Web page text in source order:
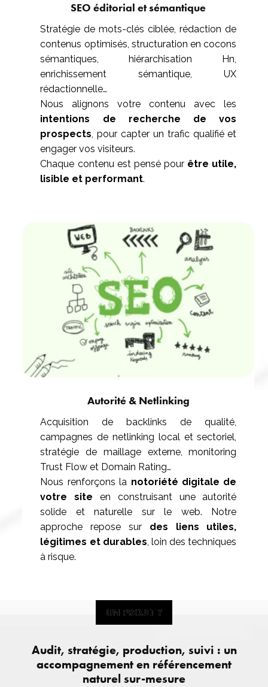
SEO éditorial et sémantique
Stratégie de mots-clés ciblée, rédaction de
contenus optimisés, structuration en cocons
sémantiques, hiérarchisation Hn,
enrichissement sémantique, UX
rédactionnelle…
Nous alignons votre contenu avec les
intentions de recherche de vos
prospects, pour capter un trafic qualifié et
engager vos visiteurs.
Chaque contenu est pensé pour être utile,
lisible et performant.
Autorité & Netlinking
Acquisition de backlinks de qualité,
campagnes de netlinking local et sectoriel,
stratégie de maillage externe, monitoring
Trust Flow et Domain Rating…
Nous renforçons la notoriété digitale de
votre site en construisant une autorité
solide et naturelle sur le web. Notre
approche repose sur des liens utiles,
légitimes et durables, loin des techniques
à risque.
UN PROJET ?
UN PROJET ?
Audit, stratégie, production, suivi : un
accompagnement en référencement
naturel sur-mesure